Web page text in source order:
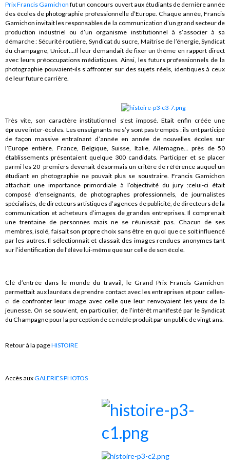
Prix Francis Gamichonfut un concours ouvert aux étudiants de dernière année
des écoles de photographie professionnelle d’Europe. Chaque année, Francis
Gamichon invitait les responsables de la communication d’un grand secteur de
production industriel ou d’un organisme institutionnel à s’associer à sa
démarche : Sécurité routière, Syndicat du sucre, Maîtrise de l’énergie, Syndicat
du champagne, Unicef….Il leur demandait de fixer un thème en rapport direct
avec leurs préoccupations médiatiques. Ainsi, les futurs professionnels de la
photographie pouvaient-ils s’affronter sur des sujets réels, identiques à ceux
de leur future carrière.
Très vite, son caractère institutionnel s’est imposé. Etait enfin créée une
épreuve inter-écoles. Les enseignants ne s’y sont pas trompés : ils ont participé
de façon massive entraînant d’année en année de nouvelles écoles sur
l’Europe entière. France, Belgique, Suisse, Italie, Allemagne… près de 50
établissements présentaient quelque 300 candidats. Participer et se placer
parmi les 20 premiers devenait désormais un critère de référence auquel un
étudiant en photographie ne pouvait plus se soustraire. Francis Gamichon
attachait une importance primordiale à l’objectivité du jury :celui-ci était
composé d’enseignants, de photographes professionnels, de journalistes
spécialisés, de directeurs artistiques d’agences de publicité, de directeurs de la
communication et acheteurs d’images de grandes entreprises. Il comprenait
une trentaine de personnes mais ne se réunissait pas. Chacun de ses
membres, isolé, faisait son propre choix sans être en quoi que ce soit influencé
par les autres. Il sélectionnait et classait des images rendues anonymes tant
sur l’identification de l’élève lui-même que sur celle de son école.
Clé d’entrée dans le monde du travail, le Grand Prix Francis Gamichon
permettait aux lauréats de prendre contact avec les entreprises et pour celles-
ci de confronter leur image avec celle que leur renvoyaient les yeux de la
jeunesse. On se souvient, en particulier, de l’intérêt manifesté par le Syndicat
du Champagne pour la perception de ce noble produit par un public de vingt ans.
Retour à la pageHISTOIRE
Accès auxGALERIES PHOTOS